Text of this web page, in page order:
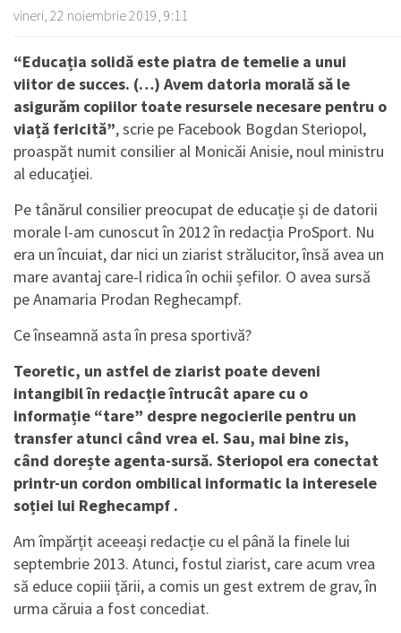
vineri, 22 noiembrie 2019, 9:11
“Educația solidă este piatra de temelie a unui
viitor de succes. (…) Avem datoria morală să le
asigurăm copiilor toate resursele necesare pentru o
viață fericită”, scrie pe Facebook Bogdan Steriopol,
proaspăt numit consilier al Monicăi Anisie, noul ministru
al educației.
Pe tânărul consilier preocupat de educație și de datorii
morale l-am cunoscut în 2012 în redacția ProSport. Nu
era un încuiat, dar nici un ziarist strălucitor, însă avea un
mare avantaj care-l ridica în ochii șefilor. O avea sursă
pe Anamaria Prodan Reghecampf.
Ce înseamnă asta în presa sportivă?
Teoretic, un astfel de ziarist poate deveni
intangibil în redacție întrucât apare cu o
informație “tare” despre negocierile pentru un
transfer atunci când vrea el. Sau, mai bine zis,
când dorește agenta-sursă. Steriopol era conectat
printr-un cordon ombilical informatic la interesele
soției lui Reghecampf .
Am împărțit aceeași redacție cu el până la finele lui
septembrie 2013. Atunci, fostul ziarist, care acum vrea
să educe copiii țării, a comis un gest extrem de grav, în
urma căruia a fost concediat.